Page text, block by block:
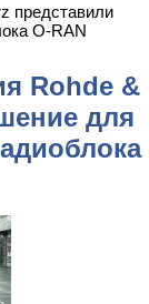
представили
O-RAN
Rohde &
для